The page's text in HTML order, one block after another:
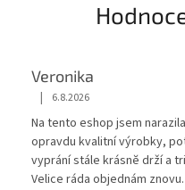
Veronika
Hodnocení obchodu je 5 z 5
| 6.8.2026
Na tento eshop jsem
opravdu kvalitní výrobky,
vyprání stále krásnĕ drží a
Velice ráda objednám znovu.